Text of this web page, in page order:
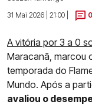
31 Mai 2026 | 21:00 |
0
A vitória por 3 a 0
Maracanã, marcou
temporada do
Mundo. Após a
avaliou o